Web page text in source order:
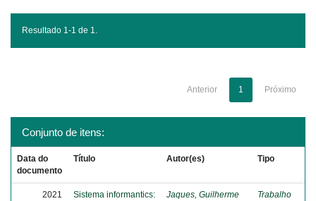
Resultado 1-1 de 1.
Anterior 1 Próximo
Conjunto de itens:
Data do
documento
Título Autor(es) Tipo
2021
Sistema informantics:
Jaques, Guilherme
Trabalho